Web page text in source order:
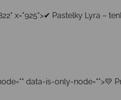
x="925">✔ Pastelky Lyra –
data-is-only-node="">💛